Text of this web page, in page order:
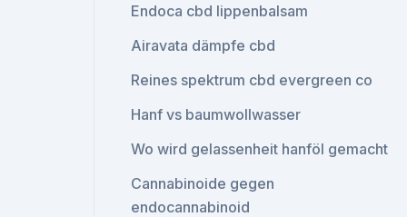
Endoca cbd lippenbalsam
Airavata dämpfe cbd
Reines spektrum cbd evergreen co
Hanf vs baumwollwasser
Wo wird gelassenheit hanföl gemacht
Cannabinoide gegen
endocannabinoid